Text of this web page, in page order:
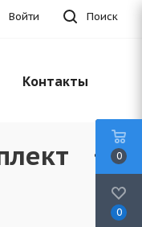
Поиск
Войти
Контакты
0
0